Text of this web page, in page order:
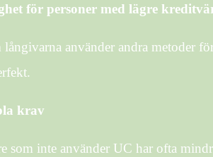
för personer med lägre
långivarna använder andra metoder
krav
som inte använder UC har ofta